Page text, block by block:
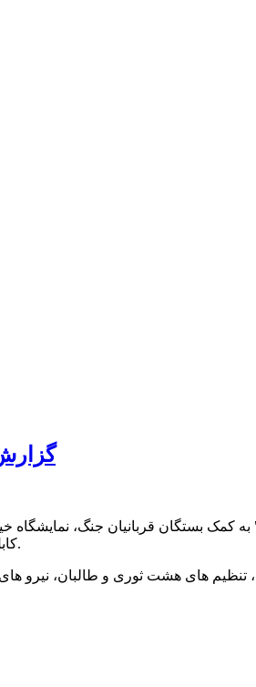
کابل به نمایش گذاشت. بیشترین تصاویر قربانیان از رویدادهای دلخراش انتحار و انفجار بدست طالبان بود.